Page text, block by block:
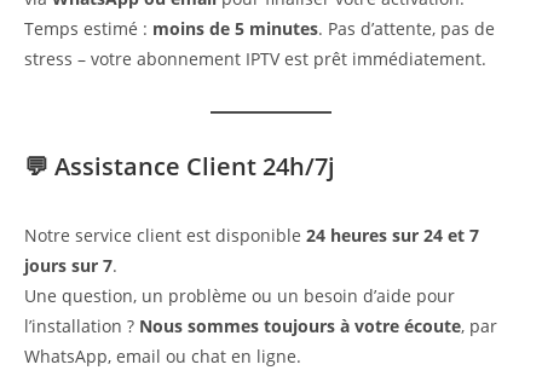
Temps estimé : moins de 5 minutes. Pas d’attente, pas de
stress – votre abonnement IPTV est prêt immédiatement.
💬 Assistance Client 24h/7j
Notre service client est disponible 24 heures sur 24 et 7
jours sur 7.
Une question, un problème ou un besoin d’aide pour
l’installation ? Nous sommes toujours à votre écoute, par
WhatsApp, email ou chat en ligne.